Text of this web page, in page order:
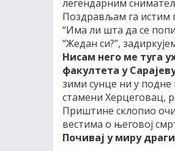
легендарним
Поздрављам га истим
“Има ли шта да се
“Жедан си?”,
Нисам него ме туга
факултета у
зими сунце ни у подне
стамени Херцеговац,
Приштине склопио
вестима о његовој
Почивај у миру